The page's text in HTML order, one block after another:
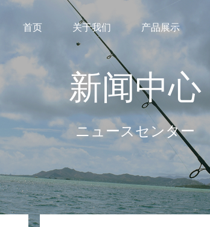
首页 关于我们 产品展示
新闻中心
ニュースセンター